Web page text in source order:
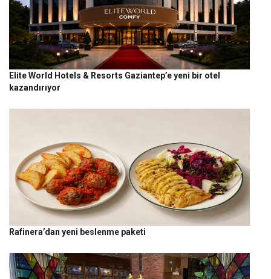
Elite World Hotels & Resorts Gaziantep’e yeni bir otel
kazandırıyor
Rafinera’dan yeni beslenme paketi